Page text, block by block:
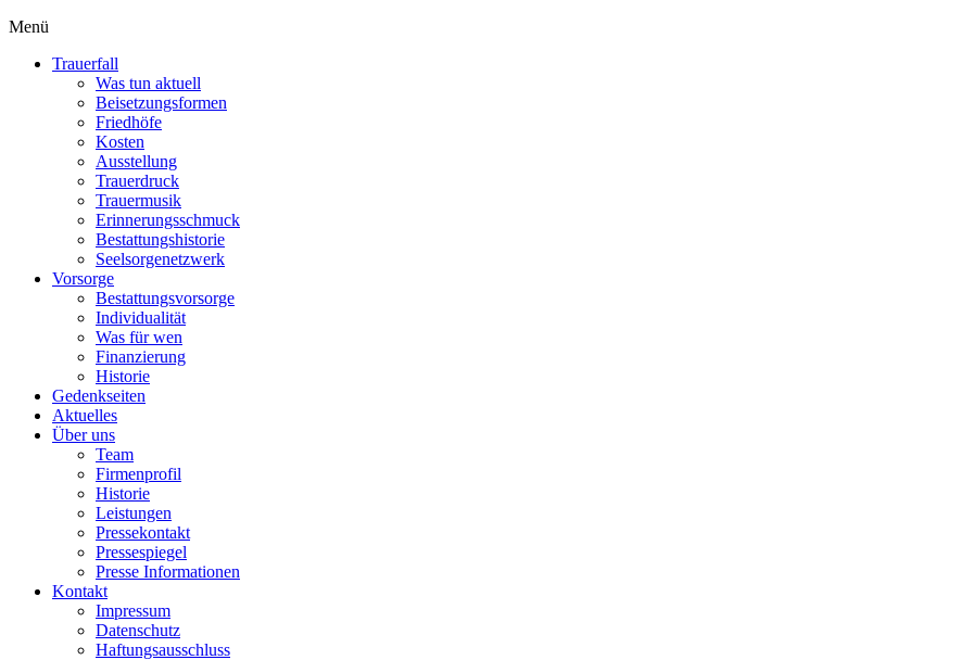
Menü
Trauerfall
Was tun aktuell
Beisetzungsformen
Friedhöfe
Kosten
Ausstellung
Trauerdruck
Trauermusik
Erinnerungsschmuck
Bestattungshistorie
Seelsorgenetzwerk
Vorsorge
Bestattungsvorsorge
Individualität
Was für wen
Finanzierung
Historie
Gedenkseiten
Aktuelles
Über uns
Team
Firmenprofil
Historie
Leistungen
Pressekontakt
Pressespiegel
Presse Informationen
Kontakt
Impressum
Datenschutz
Haftungsausschluss